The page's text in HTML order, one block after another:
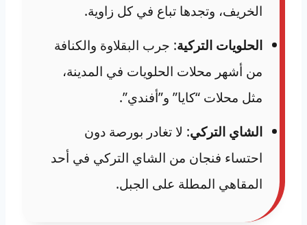
الخريف، وتجدها تباع في كل زاوية.
الحلويات التركية: جرب البقلاوة والكنافة
من أشهر محلات الحلويات في المدينة،
مثل محلات “كايا” و”أفندي”.
الشاي التركي: لا تغادر بورصة دون
احتساء فنجان من الشاي التركي في أحد
المقاهي المطلة على الجبل.